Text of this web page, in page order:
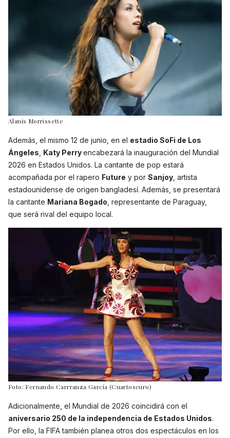
Alanis Morrissette
Además, el mismo 12 de junio, en el estadio SoFi de Los
Ángeles, Katy Perryencabezará la inauguración del Mundial
2026 en Estados Unidos. La cantante de pop estará
acompañada por el rapero Future y por Sanjoy, artista
estadounidense de origen bangladesí. Además, se presentará
la cantante Mariana Bogado, representante de Paraguay,
que será rival del equipo local.
Foto: Fernando Carrranza García (Cuartoscuro)
Adicionalmente, el Mundial de 2026 coincidirá con el
aniversario 250 de la independencia de Estados Unidos.
Por ello, la FIFA también planea otros dos espectáculos en los